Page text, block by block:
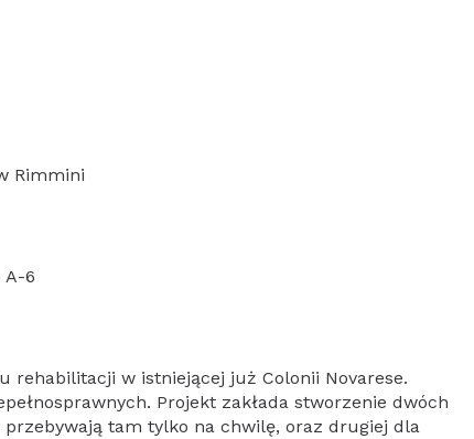
Rimmini
A-6
rehabilitacji w istniejącej już Colonii Novarese.
Projekt zakłada stworzenie dwóch
tam tylko na chwilę, oraz drugiej dla